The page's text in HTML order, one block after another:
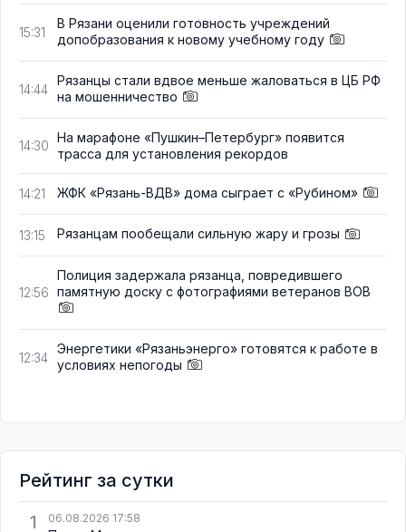
15:31
В Рязани оценили готовность учреждений
допобразования к новому учебному году
14:44
Рязанцы стали вдвое меньше жаловаться в ЦБ РФ
на мошенничество
14:30
На марафоне «Пушкин–Петербург» появится
трасса для установления рекордов
14:21 ЖФК «Рязань-ВДВ» дома сыграет с «Рубином»
13:15 Рязанцам пообещали сильную жару и грозы
12:56
Полиция задержала рязанца, повредившего
памятную доску с фотографиями ветеранов ВОВ
12:34
Энергетики «Рязаньэнерго» готовятся к работе в
условиях непогоды
Рейтинг за сутки
1
06.08.2026 17:58